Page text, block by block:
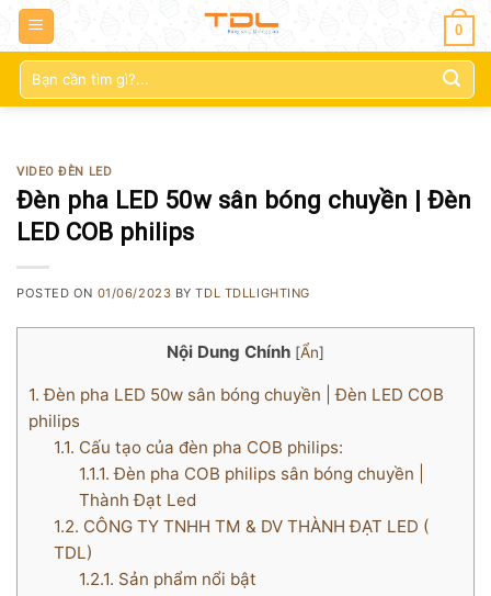
0
Tìm
kiếm:
VIDEO ĐÈN LED
Đèn pha LED 50w sân bóng chuyền | Đèn
LED COB philips
POSTED ON 01/06/2023 BYTDL TDLLIGHTING
Nội Dung Chính [Ẩn]
1. Đèn pha LED 50w sân bóng chuyền | Đèn LED COB
philips
1.1. Cấu tạo của đèn pha COB philips:
1.1.1. Đèn pha COB philips sân bóng chuyền |
Thành Đạt Led
1.2. CÔNG TY TNHH TM & DV THÀNH ĐẠT LED (
TDL)
1.2.1. Sản phẩm nổi bật